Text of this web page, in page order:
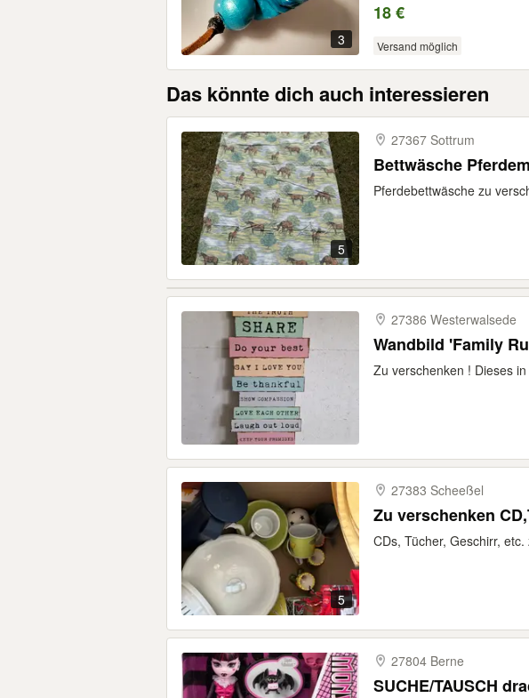
3
18 €
Versand möglich
Das könnte dich auch interessieren
5
27367 Sottrum
Bettwäsche
Pferdebettwäsche zu
27386 Westerwalsede
Wandbild 'Family
Zu verschenken ! Dieses
5
27383 Scheeßel
Zu verschenken
CDs, Tücher, Geschirr,
27804 Berne
SUCHE/TAUSCH